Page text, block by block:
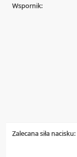
Wspornik:
Zalecana siła nacisku: